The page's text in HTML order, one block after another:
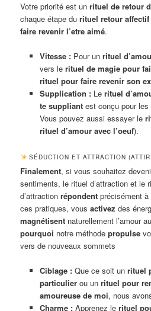
Votre priorité est unrituel de retour
chaque étape durituel retour
faire revenir l’etre aimé.
Vitesse :Pour un rituel
vers le rituel de magie pour
rituel pour faire revenir son
Supplication :Le rituel
te suppliantest conçu pour les
Vous pouvez aussi essayer le
rituel d’amour avec l’oeuf).
SÉDUCTION ET ATTRACTION
Finalement, si vous souhaitez
sentiments, le rituel d’attraction et le
d’attractionrépondent précisément
ces pratiques, vousactivez des
magnétisent naturellement l’amour
pourquoi notre méthodepropulse
vers de nouveaux sommets
Ciblage :Que ce soit un rituel
particulierou un rituel pour
amoureuse de moi, nous
Charme :Apprenez le rituel